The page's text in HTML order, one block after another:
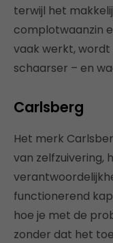
terwijl het
complotwaanzin
vaak werkt,
schaarser – en
Carlsberg
Het merk
van zelfzuivering,
functionerend
hoe je met de
zonder dat het